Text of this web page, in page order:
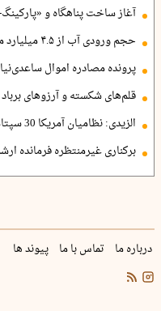
آغاز ساخت پناهگاه و
حجم ورودی آب از ۴.۵ میلیارد مترمکعب گذشت؛ دریاچه ارومیه جان گرفت
پرونده مصادره اموال
قلم‌های شکسته و آرزوهای
الزیدی: نظامیان آمریکا 30 سپتامبر از عراق خارج می‌شوند
برکناری غیرمنتظره فرمانده
درباره ما تماس با ما پیوند ها